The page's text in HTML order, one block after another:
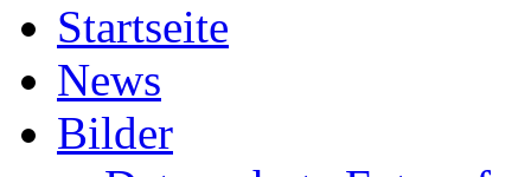
Startseite
News
Bilder